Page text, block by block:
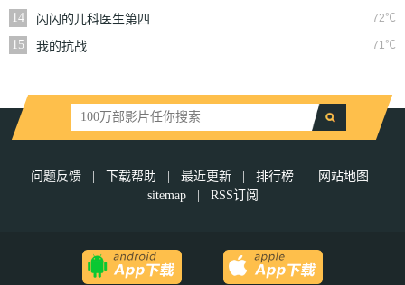
14
72℃
闪闪的儿科医生第四
季
15 71℃
我的抗战
问题反馈 | 下载帮助 | 最近更新 | 排行榜 | 网站地图
|
sitemap
| RSS订阅